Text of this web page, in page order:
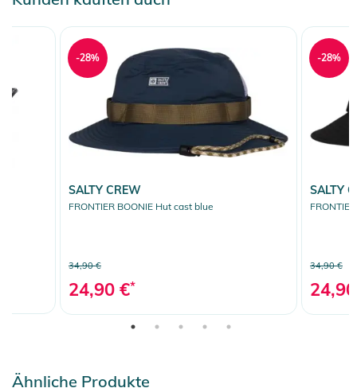
SALTY CREW
FRONTIER BOONIE Hut cast blue
34,90 €
24,90 €*
-28%
SALTY
34,90 €
-28%
Ähnliche Produkte